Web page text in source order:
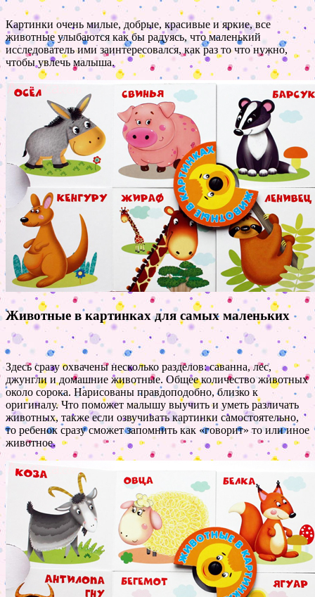
Картинки очень милые, добрые, красивые и яркие, все
животные улыбаются как бы радуясь, что маленький
исследователь ими заинтересовался, как раз то что нужно,
чтобы увлечь малыша.
Животные в картинках для самых маленьких
Здесь сразу охвачены несколько разделов: саванна, лес,
джунгли и домашние животные. Общее количество животных
около сорока. Нарисованы правдоподобно, близко к
оригиналу. Что поможет малышу выучить и уметь различать
животных, также если озвучивать картинки самостоятельно,
то ребенок сразу сможет запомнить как «говорит» то или иное
животное.